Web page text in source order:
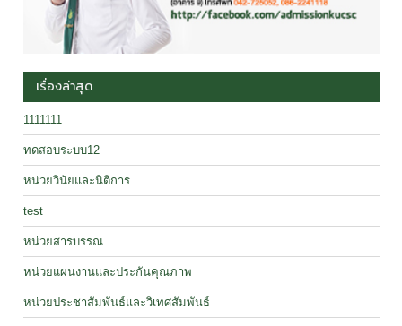
เรื่องล่าสุด
1111111
ทดสอบระบบ12
หน่วยวินัยและนิติการ
test
หน่วยสารบรรณ
หน่วยแผนงานและประกันคุณภาพ
หน่วยประชาสัมพันธ์และวิเทศสัมพันธ์